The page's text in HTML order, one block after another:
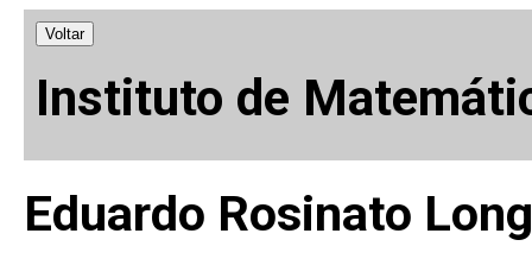
Voltar
Instituto de
Eduardo Rosinato